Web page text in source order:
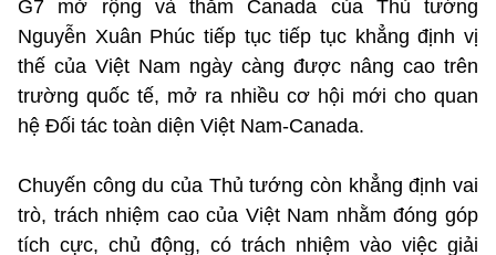
G7 mở rộng và thăm Canada của Thủ tướng
Nguyễn Xuân Phúc tiếp tục tiếp tục khẳng định vị
thế của Việt Nam ngày càng được nâng cao trên
trường quốc tế, mở ra nhiều cơ hội mới cho quan
hệ Đối tác toàn diện Việt Nam-Canada.
Chuyến công du của Thủ tướng còn khẳng định vai
trò, trách nhiệm cao của Việt Nam nhằm đóng góp
tích cực, chủ động, có trách nhiệm vào việc giải